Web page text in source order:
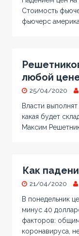
Стоимость
фьючерс
любой
25/04/2020
Власти
какая будет
Максим
Как
21/04/2020
В понедельник
минус 40
факторов:
коронавируса,